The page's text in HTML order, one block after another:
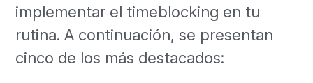
implementar el timeblocking en tu
rutina. A continuación, se presentan
cinco de los más destacados: